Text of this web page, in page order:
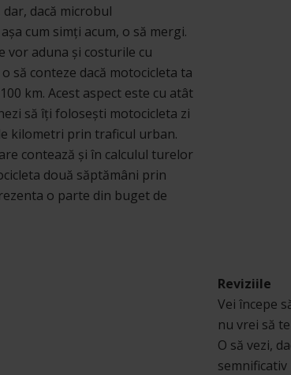
dacă microbul
cum simți acum, o să mergi.
vor aduna și costurile cu
să conteze dacă motocicleta ta
km. Acest aspect este cu atât
să îți folosești motocicleta zi
kilometri prin traficul urban.
contează și în calculul turelor
două săptămâni prin
o parte din buget de
Reviziile
Vei începe
nu vrei să
O să vezi,
semnificativ